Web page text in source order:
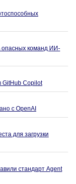
опасных команд ИИ-
GitHub Copilot
с OpenAI
для загрузки
стандарт Agent